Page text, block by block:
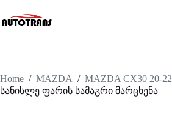
Home / MAZDA / MAZDA CX30 20-22
სანისლე ფარის სამაგრი მარცხენა